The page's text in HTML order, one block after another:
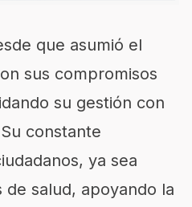
que asumió el
sus compromisos
su gestión con
constante
ya sea
salud, apoyando la